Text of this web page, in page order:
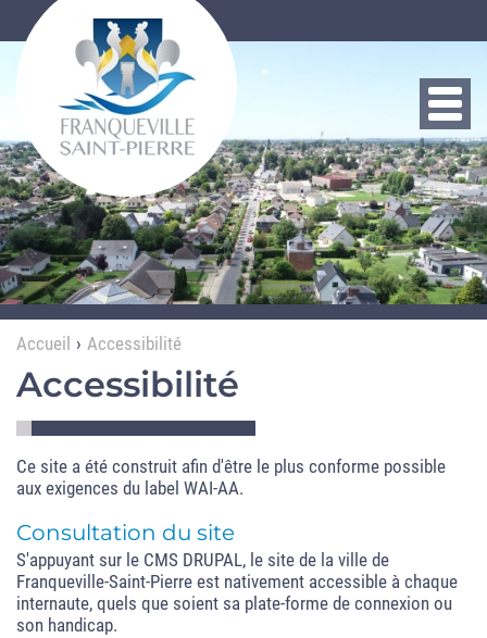
Aller au contenu principal
Accueil Accessibilité
Accessibilité
Ce site a été construit afin d'être le plus conforme possible
aux exigences du label WAI-AA.
Consultation du site
S'appuyant sur le CMS DRUPAL, le site de la ville de
Franqueville-Saint-Pierre est nativement accessible à chaque
internaute, quels que soient sa plate-forme de connexion ou
son handicap.